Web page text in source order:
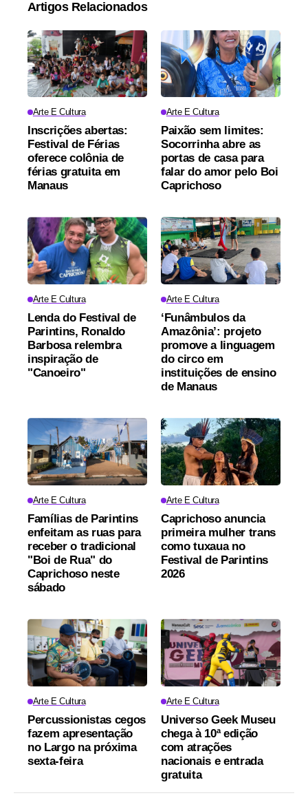
Artigos Relacionados
Arte E Cultura
Inscrições abertas:
Festival de Férias
oferece colônia de
férias gratuita em
Manaus
Arte E Cultura
Paixão sem limites:
Socorrinha abre as
portas de casa para
falar do amor pelo Boi
Caprichoso
Arte E Cultura
Lenda do Festival de
Parintins, Ronaldo
Barbosa relembra
inspiração de
"Canoeiro"
Arte E Cultura
‘Funâmbulos da
Amazônia’: projeto
promove a linguagem
do circo em
instituições de ensino
de Manaus
Arte E Cultura
Famílias de Parintins
enfeitam as ruas para
receber o tradicional
"Boi de Rua" do
Caprichoso neste
sábado
Arte E Cultura
Caprichoso anuncia
primeira mulher trans
como tuxaua no
Festival de Parintins
2026
Arte E Cultura
Percussionistas cegos
fazem apresentação
no Largo na próxima
sexta-feira
Arte E Cultura
Universo Geek Museu
chega à 10ª edição
com atrações
nacionais e entrada
gratuita